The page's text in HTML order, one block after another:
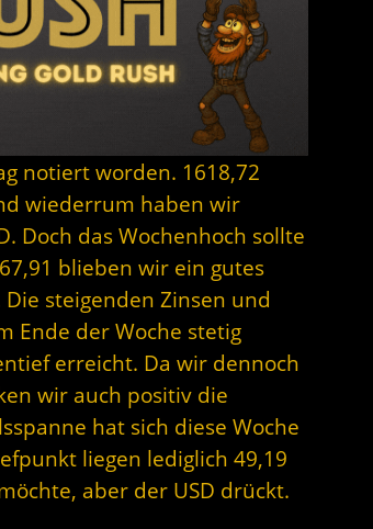
notiert worden. 1618,72
wiederrum haben wir
Doch das Wochenhoch sollte
blieben wir ein gutes
steigenden Zinsen und
Ende der Woche stetig
erreicht. Da wir dennoch
wir auch positiv die
hat sich diese Woche
liegen lediglich 49,19
aber der USD drückt.